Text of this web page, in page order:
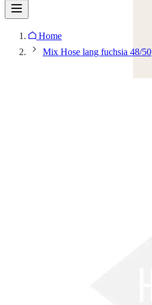
Home
Mix Hose lang fuchsia 48/50